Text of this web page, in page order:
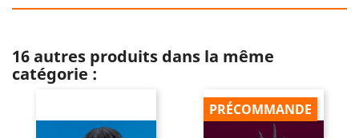
16 autres produits dans la même
catégorie :
PRÉCOMMANDE